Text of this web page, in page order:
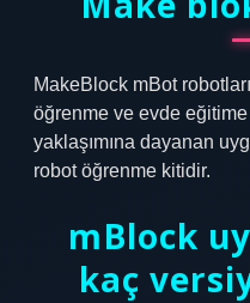
MakeBlock mBot
öğrenme ve evde
yaklaşımına dayanan
robot öğrenme kitidir.
mBlock
kaç